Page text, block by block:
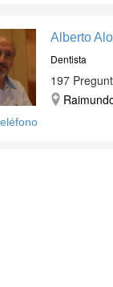
Alberto
Dentista
197